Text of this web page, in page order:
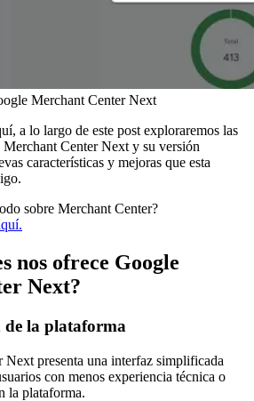
Merchant Center Next
a lo largo de este post exploraremos las
Center Next y su versión
características y mejoras que esta
sobre Merchant Center?
nos ofrece Google
Next?
la plataforma
presenta una interfaz simplificada
con menos experiencia técnica o
la plataforma.